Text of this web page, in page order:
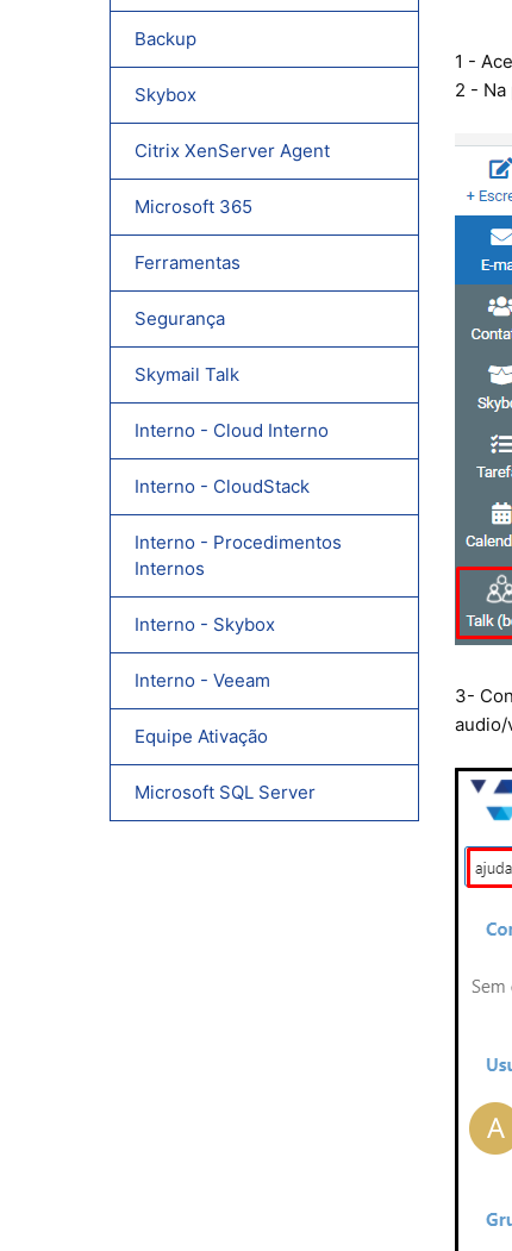
Backup
Skybox
Citrix XenServer Agent
Microsoft 365
Ferramentas
Segurança
Skymail Talk
Interno - Cloud Interno
Interno - CloudStack
Interno - Procedimentos
Internos
Interno - Skybox
Interno - Veeam
Equipe Ativação
Microsoft SQL Server
1 -
2 -
3-
audio/